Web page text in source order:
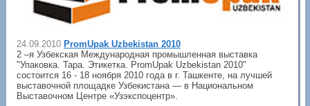
24.09.2010 PromUpak Uzbekistan 2010
2 –я Узбекская Международная промышленная выставка
"Упаковка. Тара. Этикетка. PromUpak Uzbekistan 2010"
состоится 16 - 18 ноября 2010 года в г. Ташкенте, на лучшей
выставочной площадке Узбекистана — в Национальном
Выставочном Центре «Узэкспоцентр».